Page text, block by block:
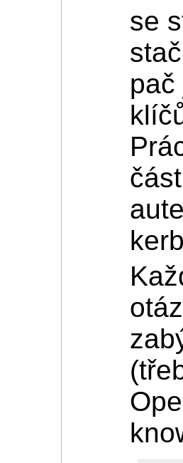
se
pač